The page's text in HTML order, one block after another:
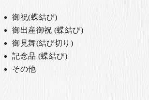
御祝(蝶結び)
御出産御祝 (蝶結び)
御見舞(結び切り)
記念品 (蝶結び)
その他